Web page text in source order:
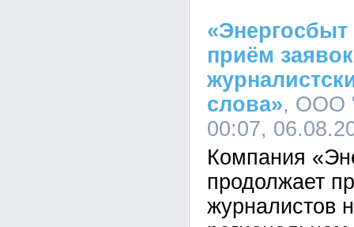
приём
слова», ООО
00:07,
Компания
продолжает
журналистов